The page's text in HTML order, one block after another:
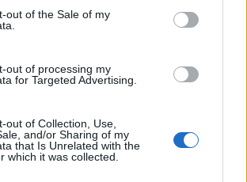
out of the Sale of my
out of processing my
for Targeted Advertising.
out of Collection, Use,
and/or Sharing of my
that Is Unrelated with the
which it was collected.
mundial…aunque se rumorea que tiene
hasta 2030!
Mundial 2026: ¿Cuál será su once
repetir título. ¿Cuál será el once
titular del equipo dirigido por
Scaloni en el torneo?